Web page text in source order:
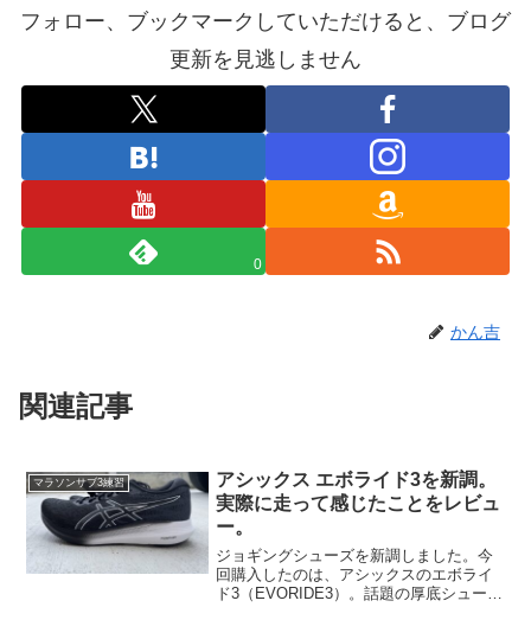
フォロー、ブックマークしていただけると、ブログ
更新を見逃しません
0
かん吉
関連記事
マラソンサブ3練習
アシックス エボライド3を新調。
実際に走って感じたことをレビュ
ー。
ジョギングシューズを新調しました。今
回購入したのは、アシックスのエボライ
ド3（EVORIDE3）。話題の厚底シューズ